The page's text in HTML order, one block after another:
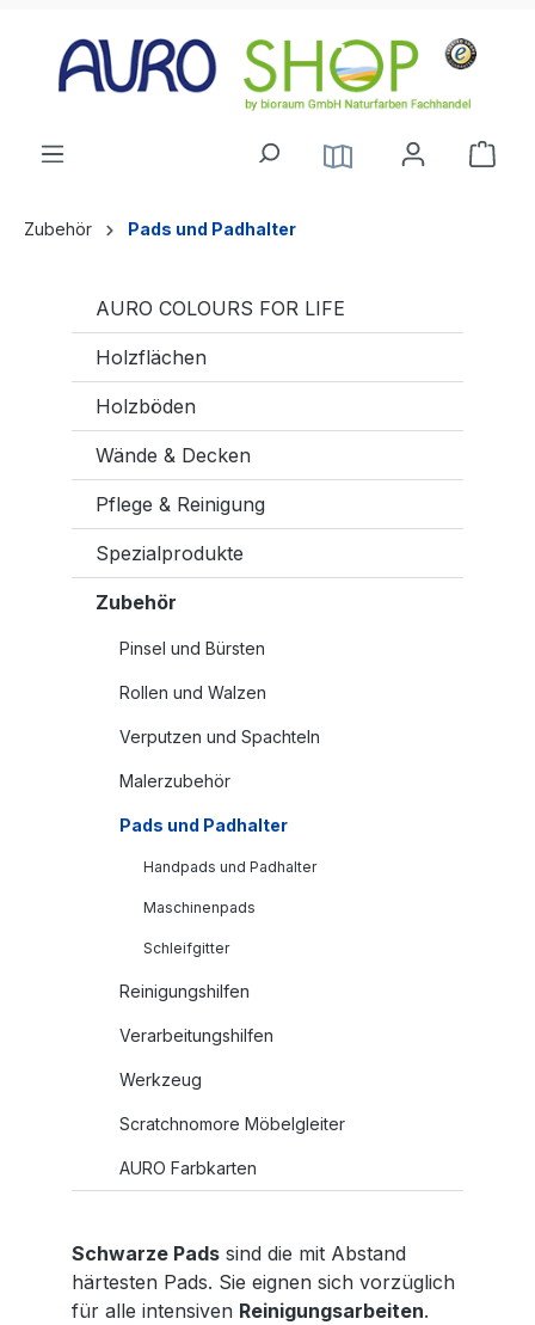
Zubehör Pads und Padhalter
AURO COLOURS FOR LIFE
Holzflächen
Holzböden
Wände & Decken
Pflege & Reinigung
Spezialprodukte
Zubehör
Pinsel und Bürsten
Rollen und Walzen
Verputzen und Spachteln
Malerzubehör
Pads und Padhalter
Handpads und Padhalter
Maschinenpads
Schleifgitter
Reinigungshilfen
Verarbeitungshilfen
Werkzeug
Scratchnomore Möbelgleiter
AURO Farbkarten
Schwarze Pads sind die mit Abstand
härtesten Pads. Sie eignen sich vorzüglich
für alle intensiven Reinigungsarbeiten.